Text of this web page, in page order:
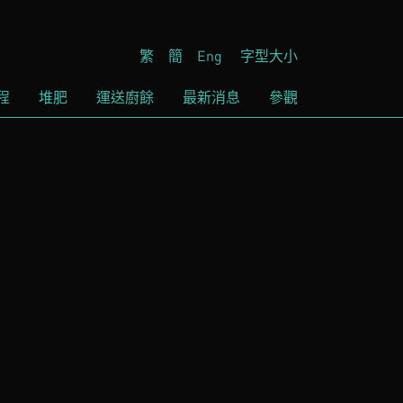
繁 簡 Eng 字型大小
堆肥 運送廚餘 最新消息 參觀